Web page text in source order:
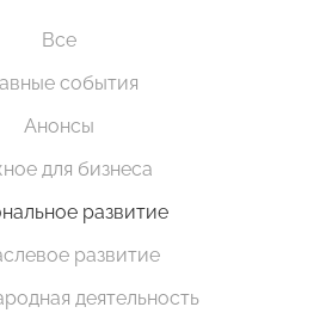
Все
события
Анонсы
для бизнеса
развитие
развитие
деятельность